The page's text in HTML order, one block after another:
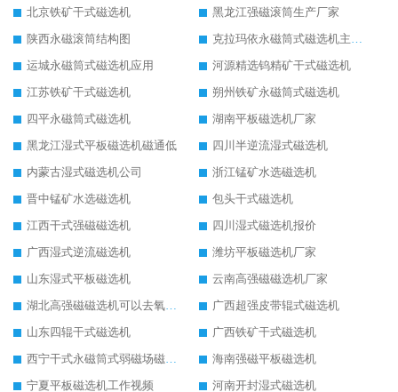
北京铁矿干式磁选机
黑龙江强磁滚筒生产厂家
陕西永磁滚筒结构图
克拉玛依永磁筒式磁选机主要技术参数
运城永磁筒式磁选机应用
河源精选钨精矿干式磁选机
江苏铁矿干式磁选机
朔州铁矿永磁筒式磁选机
四平永磁筒式磁选机
湖南平板磁选机厂家
黑龙江湿式平板磁选机磁通低
四川半逆流湿式磁选机
内蒙古湿式磁选机公司
浙江锰矿水选磁选机
晋中锰矿水选磁选机
包头干式磁选机
江西干式强磁磁选机
四川湿式磁选机报价
广西湿式逆流磁选机
潍坊平板磁选机厂家
山东湿式平板磁选机
云南高强磁磁选机厂家
湖北高强磁磁选机可以去氧化铝
广西超强皮带辊式磁选机
山东四辊干式磁选机
广西铁矿干式磁选机
西宁干式永磁筒式弱磁场磁选机结构图
海南强磁平板磁选机
宁夏平板磁选机工作视频
河南开封湿式磁选机